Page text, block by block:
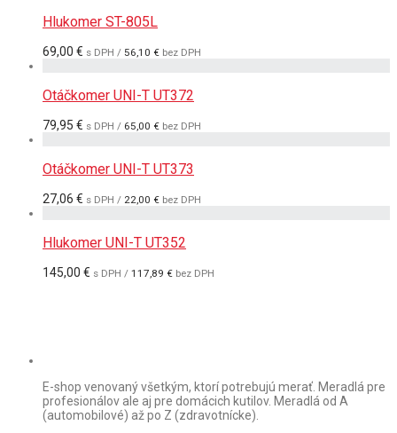
Hlukomer ST-805L
69,00 € s DPH / 56,10 € bez DPH
Otáčkomer UNI-T UT372
79,95 € s DPH / 65,00 € bez DPH
Otáčkomer UNI-T UT373
27,06 € s DPH / 22,00 € bez DPH
Hlukomer UNI-T UT352
145,00 € s DPH / 117,89 € bez DPH
E-shop venovaný všetkým, ktorí potrebujú merať. Meradlá pre
profesionálov ale aj pre domácich kutilov. Meradlá od A
(automobilové) až po Z (zdravotnícke).